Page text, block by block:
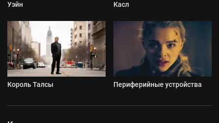
Уэйн Касл
Король Талсы Периферийные устройства